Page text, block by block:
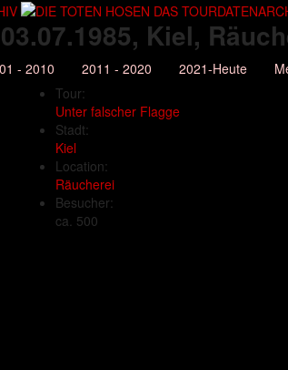
- 2010 2011 - 2020 2021-Heute
03.07.1985, Kiel,
Tour:
Unter falscher Flagge
Stadt:
Kiel
Location:
Räucherei
Besucher:
ca. 500